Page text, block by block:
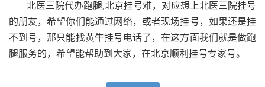
北医三院代办跑腿,北京挂号难，对应想上北医三院挂号
的朋友，希望你们能通过网络，或者现场挂号，如果还是挂
不到号，那只能找黄牛挂号电话了，在这方面我们就是做跑
腿服务的，希望能帮助到大家，在北京顺利挂号专家号。